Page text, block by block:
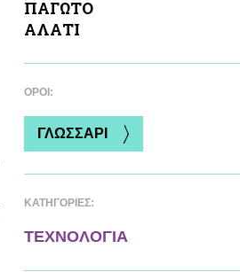
ΠΑΓΩΤΟ
ΑΛAΤΙ
ΌΡΟΙ:
ΓΛΩΣΣΑΡΙ
ΚΑΤΗΓΟΡΙΕΣ:
ΤΕΧΝΟΛΟΓΙΑ